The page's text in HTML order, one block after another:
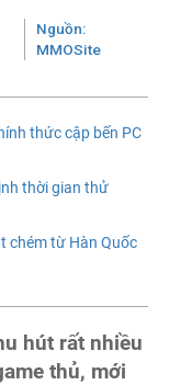
Nguồn:
MMOSite
thức cập bến PC
thời gian thử
chém từ Hàn Quốc
hút rất nhiều
thủ, mới